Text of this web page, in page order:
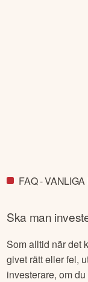
FAQ -
Ska man
Som alltid när det
givet rätt eller fel,
investerare, om